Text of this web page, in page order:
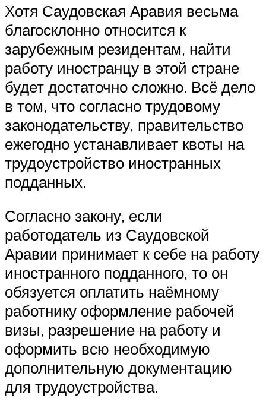
Хотя Саудовская Аравия весьма
благосклонно относится к
зарубежным резидентам, найти
работу иностранцу в этой стране
будет достаточно сложно. Всё дело
в том, что согласно трудовому
законодательству, правительство
ежегодно устанавливает квоты на
трудоустройство иностранных
подданных.
Согласно закону, если
работодатель из Саудовской
Аравии принимает к себе на работу
иностранного подданного, то он
обязуется оплатить наёмному
работнику оформление рабочей
визы, разрешение на работу и
оформить всю необходимую
дополнительную документацию
для трудоустройства.